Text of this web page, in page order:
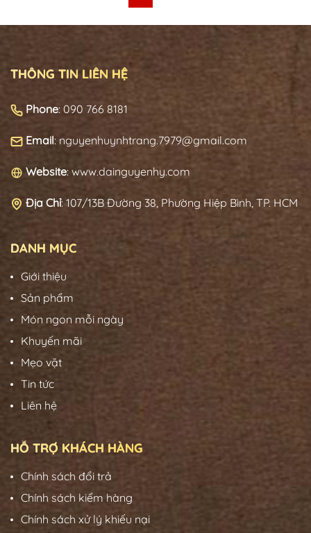
THÔNG TIN LIÊN HỆ
Phone: 090 766 8181
Email: nguyenhuynhtrang.7979@gmail.com
Website: www.dainguyenhy.com
Địa Chỉ: 107/13B Đường 38, Phường Hiệp Bình, TP. HCM
DANH MỤC
Giới thiệu
Sản phẩm
Món ngon mỗi ngày
Khuyến mãi
Mẹo vặt
Tin tức
Liên hệ
HỖ TRỢ KHÁCH HÀNG
Chính sách đổi trả
Chính sách kiểm hàng
Chính sách xử lý khiếu nại